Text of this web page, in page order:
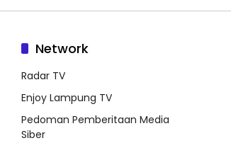
Network
Radar TV
Enjoy Lampung TV
Pedoman Pemberitaan Media
Siber